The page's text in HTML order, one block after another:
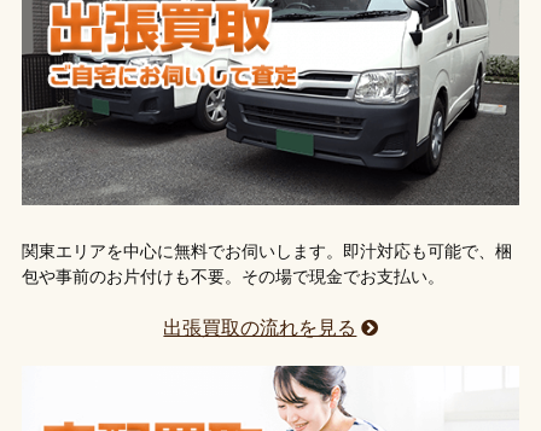
関東エリアを中心に無料でお伺いします。即汁対応も可能で、梱
包や事前のお片付けも不要。その場で現金でお支払い。
出張買取の流れを見る